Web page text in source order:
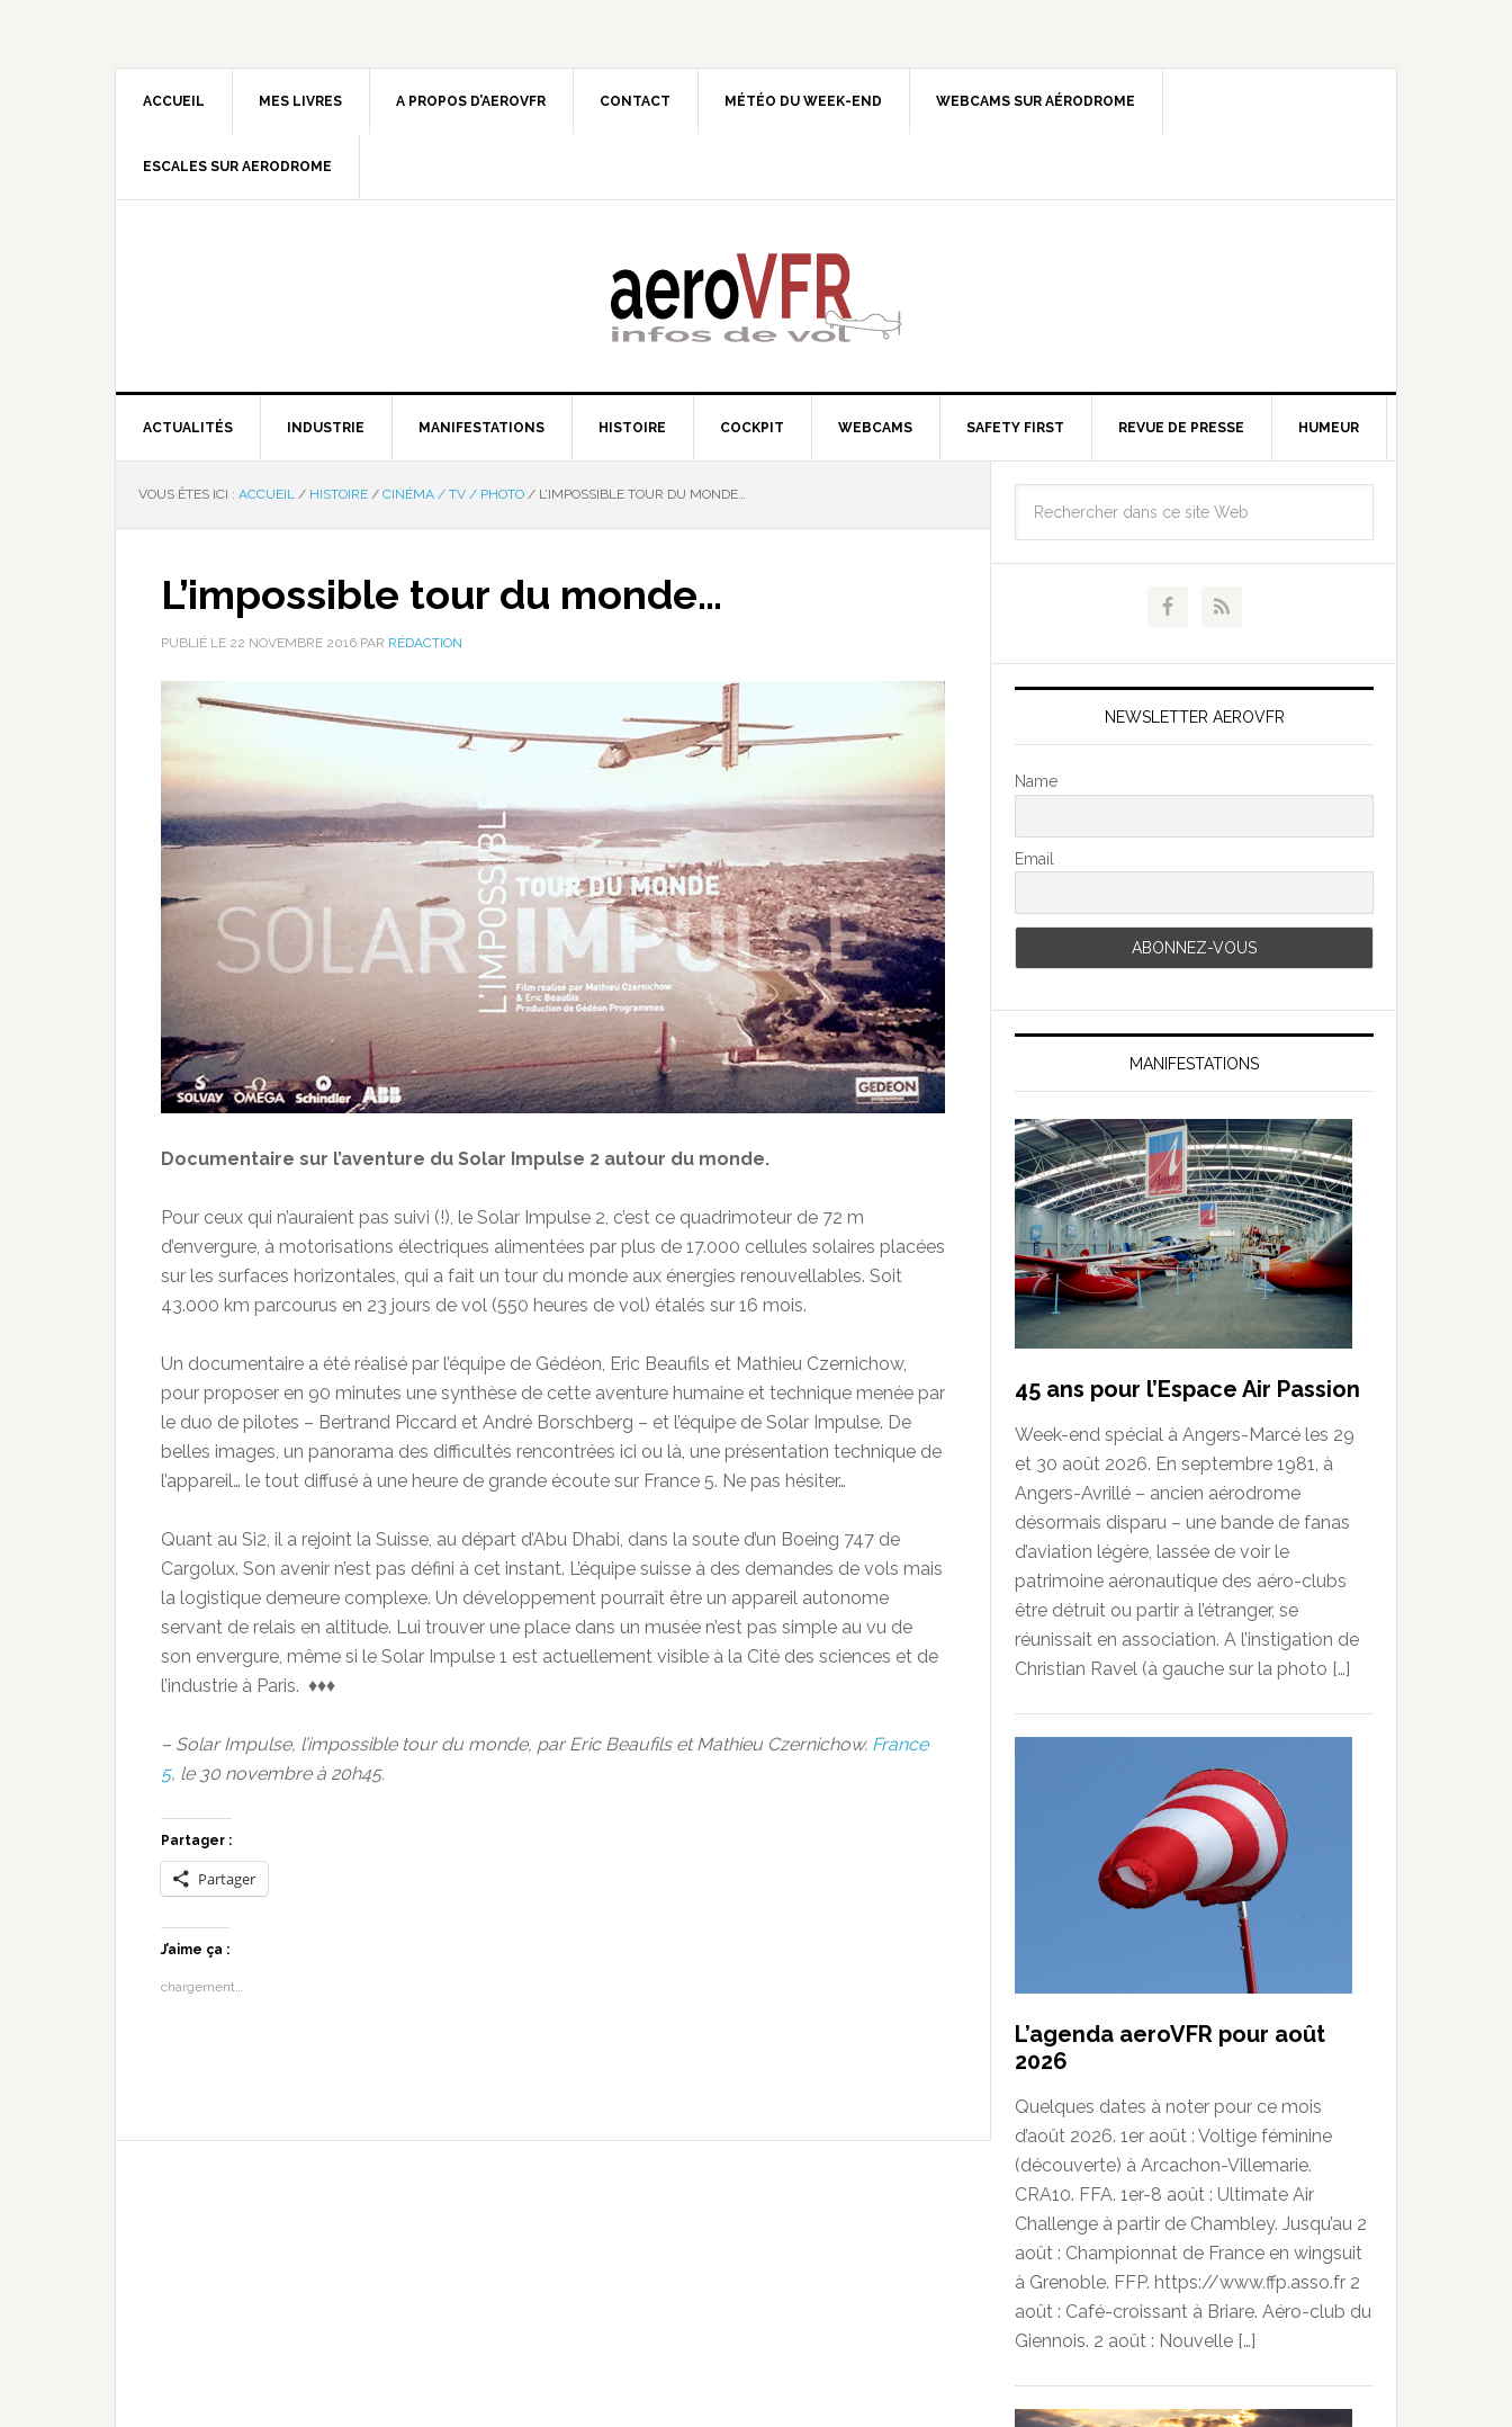
ACCUEIL MES LIVRES A PROPOS D’AEROVFR CONTACT MÉTÉO DU WEEK-END WEBCAMS SUR AÉRODROME
ESCALES SUR AERODROME
ACTUALITÉS INDUSTRIE MANIFESTATIONS HISTOIRE COCKPIT WEBCAMS SAFETY FIRST REVUE DE PRESSE HUMEUR
VOUS ÊTES ICI : ACCUEIL / HISTOIRE / CINÉMA / TV / PHOTO / L’IMPOSSIBLE TOUR DU MONDE…
L’impossible tour du monde…
PUBLIÉ LE 22 NOVEMBRE 2016 PAR RÉDACTION
Documentaire sur l’aventure du Solar Impulse 2 autour du monde.
Pour ceux qui n’auraient pas suivi (!), le Solar Impulse 2, c’est ce quadrimoteur de 72 m
d’envergure, à motorisations électriques alimentées par plus de 17.000 cellules solaires placées
sur les surfaces horizontales, qui a fait un tour du monde aux énergies renouvellables. Soit
43.000 km parcourus en 23 jours de vol (550 heures de vol) étalés sur 16 mois.
Un documentaire a été réalisé par l’équipe de Gédéon, Eric Beaufils et Mathieu Czernichow,
pour proposer en 90 minutes une synthèse de cette aventure humaine et technique menée par
le duo de pilotes – Bertrand Piccard et André Borschberg – et l’équipe de Solar Impulse. De
belles images, un panorama des difficultés rencontrées ici ou là, une présentation technique de
l’appareil… le tout diffusé à une heure de grande écoute sur France 5. Ne pas hésiter…
Quant au Si2, il a rejoint la Suisse, au départ d’Abu Dhabi, dans la soute d’un Boeing 747 de
Cargolux. Son avenir n’est pas défini à cet instant. L’équipe suisse à des demandes de vols mais
la logistique demeure complexe. Un développement pourraît être un appareil autonome
servant de relais en altitude. Lui trouver une place dans un musée n’est pas simple au vu de
son envergure, même si le Solar Impulse 1 est actuellement visible à la Cité des sciences et de
l’industrie à Paris. ♦♦♦
– Solar Impulse, l’impossible tour du monde, par Eric Beaufils et Mathieu Czernichow. France
5, le 30 novembre à 20h45.
Partager :
Partager
J’aime ça :
chargement…
NEWSLETTER AEROVFR
Name
Email
MANIFESTATIONS
45 ans pour l’Espace Air Passion
Week-end spécial à Angers-Marcé les 29
et 30 août 2026. En septembre 1981, à
Angers-Avrillé – ancien aérodrome
désormais disparu – une bande de fanas
d’aviation légère, lassée de voir le
patrimoine aéronautique des aéro-clubs
être détruit ou partir à l’étranger, se
réunissait en association. A l’instigation de
Christian Ravel (à gauche sur la photo […]
L’agenda aeroVFR pour août
2026
Quelques dates à noter pour ce mois
d’août 2026. 1er août : Voltige féminine
(découverte) à Arcachon-Villemarie.
CRA10. FFA. 1er-8 août : Ultimate Air
Challenge à partir de Chambley. Jusqu’au 2
août : Championnat de France en wingsuit
à Grenoble. FFP. https://www.ffp.asso.fr 2
août : Café-croissant à Briare. Aéro-club du
Giennois. 2 août : Nouvelle […]